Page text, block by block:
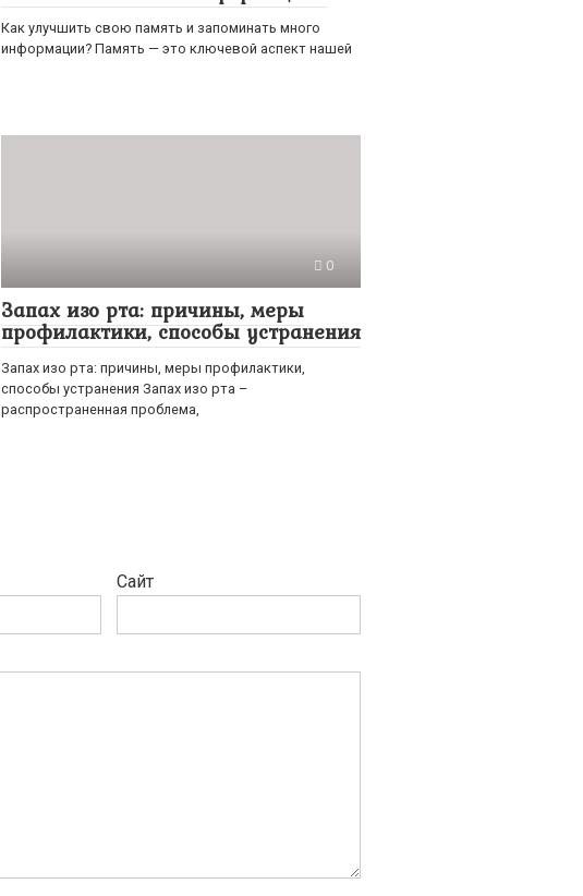
Как улучшить свою память и запоминать много
информации? Память — это ключевой аспект нашей
0
Запах изо рта: причины, меры
профилактики, способы устранения
Запах изо рта: причины, меры профилактики,
способы устранения Запах изо рта –
распространенная проблема,
Сайт